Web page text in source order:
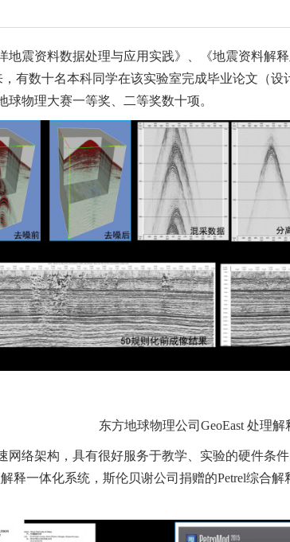
地震资料数据处理与应用实践》、《地震资料解
有数十名本科同学在该实验室完成毕业论文（
物理大赛一等奖、二等奖数十项。
东方地球物理公司GeoEast 处理
网络架构，具有很好服务于教学、实验的硬件条
释一体化系统，斯伦贝谢公司捐赠的Petrel综合